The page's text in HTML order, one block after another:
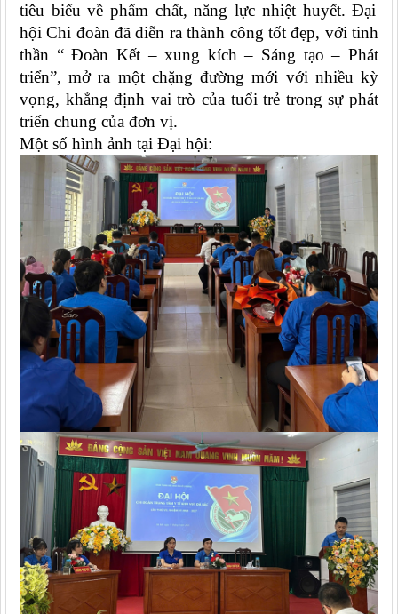
tiêu biểu về phẩm chất, năng lực nhiệt huyết.Đại
hội Chi đoàn đã diễn ra thành công tốt đẹp, với tinh
thần “ Đoàn Kết – xung kích – Sáng tạo – Phát
triển”, mở ra một chặng đường mới với nhiều kỳ
vọng, khẳng định vai trò của tuổi trẻ trong sự phát
triển chung của đơn vị.
Một số hình ảnh tại Đại hội: